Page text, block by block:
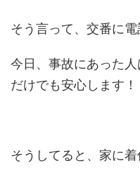
そう言って、交番に電
今日、事故にあった
だけでも安心します！
そうしてると、家に着